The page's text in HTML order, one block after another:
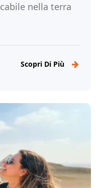
nella terra
Scopri Di Più